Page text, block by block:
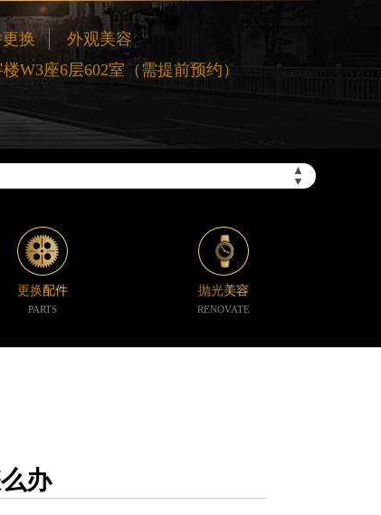
换
外观美容
W3座6层602室（需提前预约）
▲
▼
更换配件
PARTS
抛光美容
RENOVATE
办